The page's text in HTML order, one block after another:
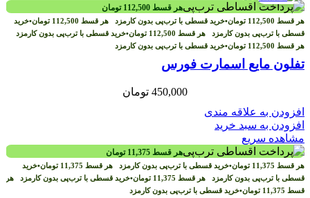
هر قسط 112,500 تومان
هر قسط 112,500 تومان•خرید قسطی با ترب‌پی بدون کارمزد هر قسط 112,500 تومان•خرید
قسطی با ترب‌پی بدون کارمزد هر قسط 112,500 تومان•خرید قسطی با ترب‌پی بدون کارمزد
هر قسط 112,500 تومان•خرید قسطی با ترب‌پی بدون کارمزد
تفلون مایع اسمارت فورس
450,000 تومان
افزودن به علاقه مندی
افزودن به سبد خرید
مشاهده سریع
هر قسط 11,375 تومان
هر قسط 11,375 تومان•خرید قسطی با ترب‌پی بدون کارمزد هر قسط 11,375 تومان•خرید
قسطی با ترب‌پی بدون کارمزد هر قسط 11,375 تومان•خرید قسطی با ترب‌پی بدون کارمزد هر
قسط 11,375 تومان•خرید قسطی با ترب‌پی بدون کارمزد